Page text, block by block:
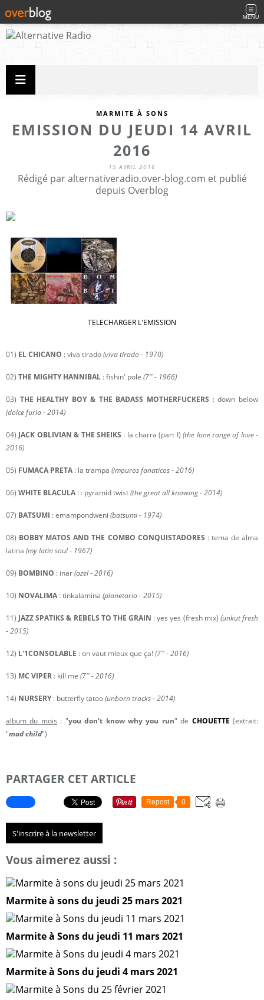
MENU
MARMITE À SONS
EMISSION DU JEUDI 14 AVRIL
2016
15 AVRIL 2016
Rédigé par alternativeradio.over-blog.com et publié
depuis Overblog
TELECHARGER L'EMISSION
01) EL CHICANO : viva tirado(viva tirado - 1970)
02) THE MIGHTY HANNIBAL : fishin' pole (7'' - 1966)
03) THE HEALTHY BOY & THE BADASS MOTHERFUCKERS : down below
(dolce furia - 2014)
04) JACK OBLIVIAN & THE SHEIKS : la charra (part I) (the lone range of love -
2016)
05) FUMACA PRETA : la trampa (impuros fanaticos - 2016)
06) WHITE BLACULA : : pyramid twist(the great all knowing - 2014)
07) BATSUMI : emampondweni (batsumi - 1974)
08) BOBBY MATOS AND THE COMBO CONQUISTADORES : tema de alma
latina (my latin soul - 1967)
09) BOMBINO : inar(azel - 2016)
10) NOVALIMA : tinkalamina (planetario - 2015)
11) JAZZ SPATIKS & REBELS TO THE GRAIN : yes yes (fresh mix) (unkut fresh
- 2015)
12) L'1CONSOLABLE : on vaut mieux que ça!(7'' - 2016)
13) MC VIPER : kill me (7'' - 2016)
14) NURSERY: butterfly tatoo(unborn tracks - 2014)
album du mois : "you don't know why you run" de CHOUETTE (extrait:
"mad child")
PARTAGER CET ARTICLE
Repost 0
S'inscrire à la newsletter
Vous aimerez aussi :
Marmite à sons du jeudi 25 mars 2021
Marmite à Sons du jeudi 11 mars 2021
Marmite à Sons du jeudi 4 mars 2021